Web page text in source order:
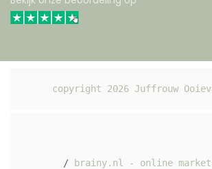
copyright 2026 Juffrouw
/ brainy.nl - online